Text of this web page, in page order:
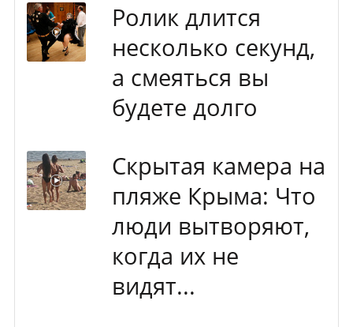
Ролик длится
несколько секунд,
а смеяться вы
будете долго
Скрытая камера на
пляже Крыма: Что
люди вытворяют,
когда их не
видят...